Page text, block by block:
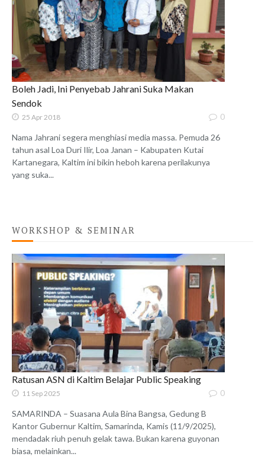
Boleh Jadi, Ini Penyebab Jahrani Suka Makan
Sendok
25 Apr 2018 0
Nama Jahrani segera menghiasi media massa. Pemuda 26
tahun asal Loa Duri Ilir, Loa Janan – Kabupaten Kutai
Kartanegara, Kaltim ini bikin heboh karena perilakunya
yang suka...
WORKSHOP & SEMINAR
Ratusan ASN di Kaltim Belajar Public Speaking
11 Sep 2025 0
SAMARINDA – Suasana Aula Bina Bangsa, Gedung B
Kantor Gubernur Kaltim, Samarinda, Kamis (11/9/2025),
mendadak riuh penuh gelak tawa. Bukan karena guyonan
biasa, melainkan...